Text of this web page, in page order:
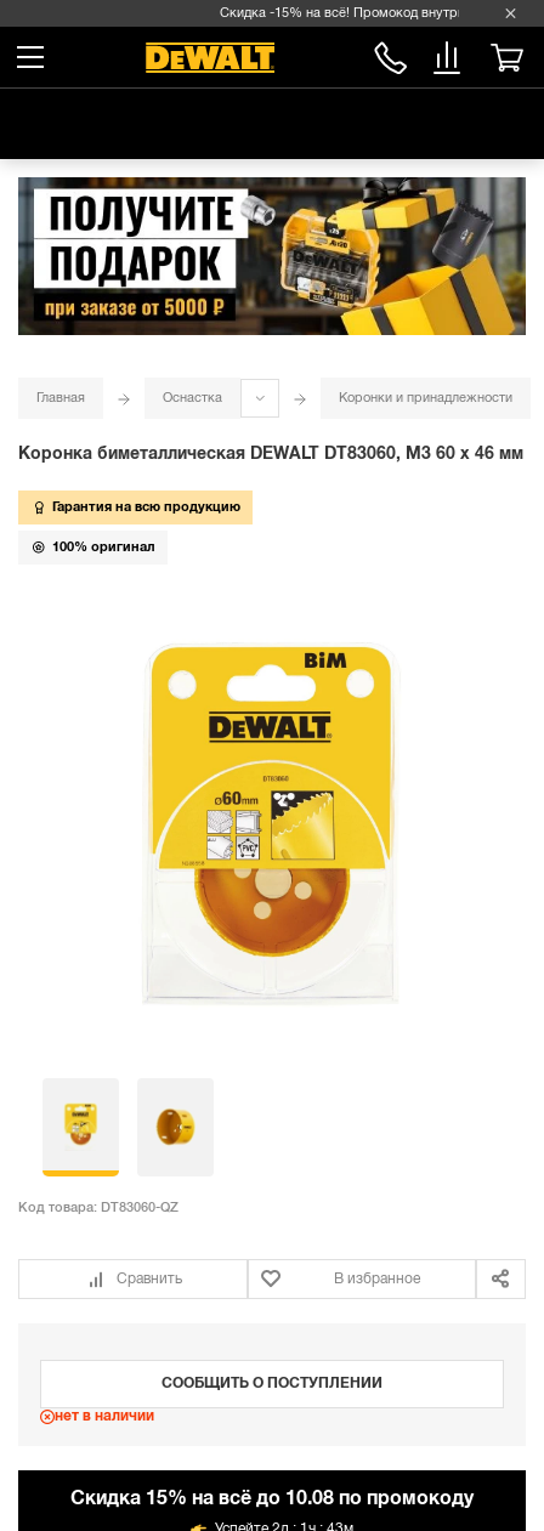
Скидка -15% на всё! Промокод внутри →
Главная Оснастка Коронки и принадлежности
Коронка биметаллическая DEWALT DT83060, M3 60 x 46 мм
Гарантия на всю продукцию
100% оригинал
Код товара: DT83060-QZ
Сравнить В избранное
СООБЩИТЬ О ПОСТУПЛЕНИИ
нет в наличии
Cкидка 15% на всё до 10.08 по промокоду